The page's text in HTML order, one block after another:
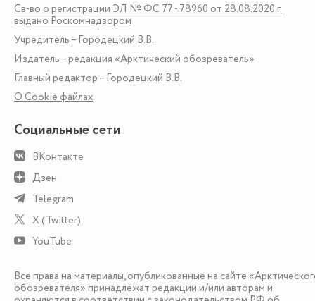
Св-во о регистрации ЭЛ № ФС 77 - 78960 от 28.08.2020 г.
выдано Роскомнадзором
Учредитель – Городецкий В.В.
Издатель – редакция «Арктический обозреватель»
Главный редактор – Городецкий В.В.
О Сookie файлах
Социальные сети
ВКонтакте
Дзен
Telegram
X (Twitter)
YouTube
Все права на материалы, опубликованные на сайте
обозревателя» принадлежат редакции и/или авторам и